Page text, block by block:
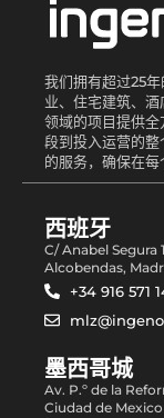
我们拥有超过25
业、住宅建筑、
领域的项目提供
段到投入运营的
的服务，确保在每
西班牙
C/ Anabel Segura
Alcobendas,
+34 916 571
墨西哥城
Av. P.º de la
Ciudad de Mexico